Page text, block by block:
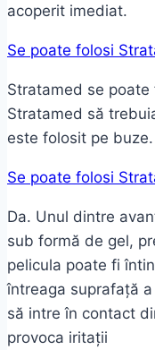
acoperit imediat.
Se poate folosi
Stratamed se
Stratamed să
este folosit pe buze.
Se poate folosi
Da. Unul dintre
sub formă de gel,
pelicula poate fi
întreaga suprafață
să intre în contact
provoca iritații